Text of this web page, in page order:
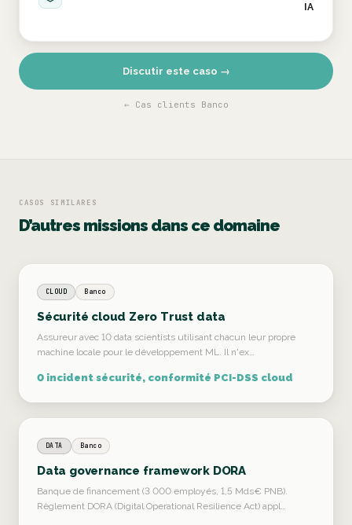
IA
Discutir este caso →
← Cas clients Banco
CASOS SIMILARES
D’autres missions dans ce domaine
CLOUD Banco
Sécurité cloud Zero Trust data
Assureur avec 10 data scientists utilisant chacun leur propre
machine locale pour le développement ML. Il n'ex…
0 incident sécurité, conformité PCI-DSS cloud
DATA Banco
Data governance framework DORA
Banque de financement (3 000 employés, 1,5 Mds€ PNB).
Règlement DORA (Digital Operational Resilience Act) appl…